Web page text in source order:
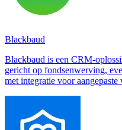
Blackbaud
Blackbaud is een CRM-
gericht op fondsenwerving,
met integratie voor